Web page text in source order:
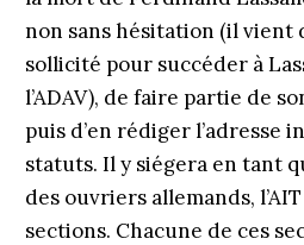
non sans hésitation (il vient
sollicité pour succéder à
l’ADAV), de faire partie de
puis d’en rédiger l’adresse
statuts. Il y siégera en tant
des ouvriers allemands,
sections. Chacune de ces